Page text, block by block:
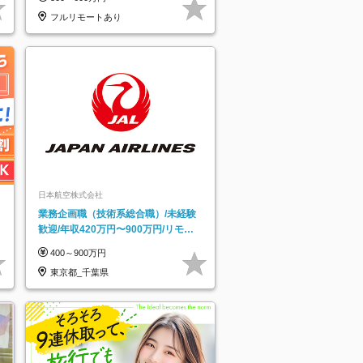
フルリモートあり
日本航空株式会社
業務企画職（技術系総合職）/未経験
歓迎/年収420万円〜900万円/リモー
400～900万円
東京都_千葉県